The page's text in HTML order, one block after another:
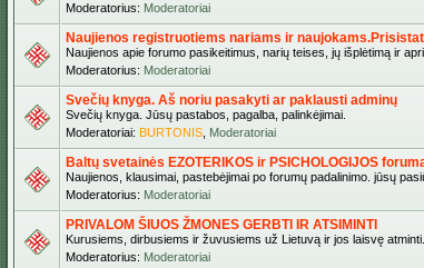
Moderatorius: Moderatoriai
Naujienos registruotiems nariams ir
Naujienos apie forumo pasikeitimus, narių teises, jų išplėtimą ir
Moderatorius: Moderatoriai
Svečių knyga. Aš noriu pasakyti ar paklausti adminų
Svečių knyga. Jūsų pastabos, pagalba, palinkėjimai.
Moderatoriai: BURTONIS Moderatoriai
Baltų svetainės EZOTERIKOS ir PSICHOLOGIJOS
Naujienos, klausimai, pastebėjimai po forumų padalinimo. jūsų
Moderatorius: Moderatoriai
PRIVALOM ŠIUOS ŽMONES GERBTI IR ATSIMINTI
Kurusiems, dirbusiems ir žuvusiems už Lietuvą ir jos laisvę atminti.
Moderatorius: Moderatoriai